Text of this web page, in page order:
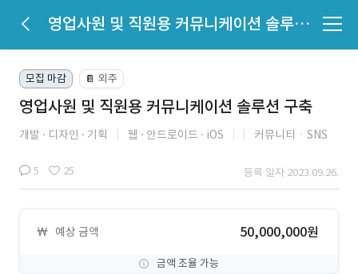
영업사원 및 직원용 커뮤니케이션 솔루션 구축
모집 마감 📔 외주
영업사원 및 직원용 커뮤니케이션 솔루션 구축
개발 디자인 기획 웹 안드로이드 iOS 커뮤니티ㆍSNS
5 25 등록 일자 2023.09.26.
예상 금액 50,000,000원
금액 조율 가능